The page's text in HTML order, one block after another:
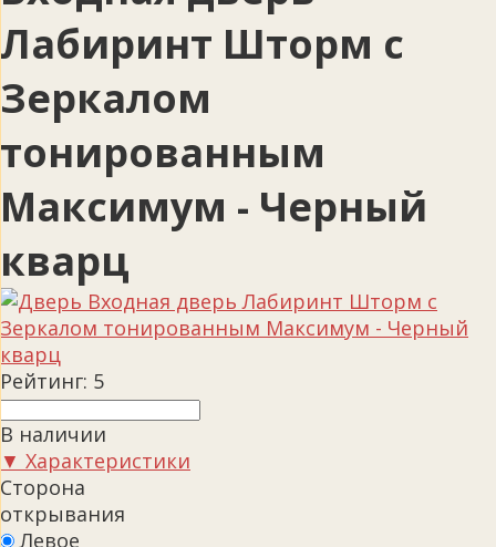
Лабиринт Шторм с
Зеркалом
тонированным
Максимум - Черный
кварц
Рейтинг: 5
В наличии
▼ Характеристики
Сторона
открывания
Левое